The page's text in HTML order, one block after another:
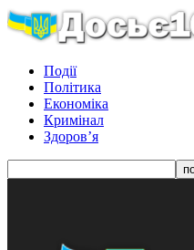
Події
Політика
Економіка
Кримінал
Здоров’я